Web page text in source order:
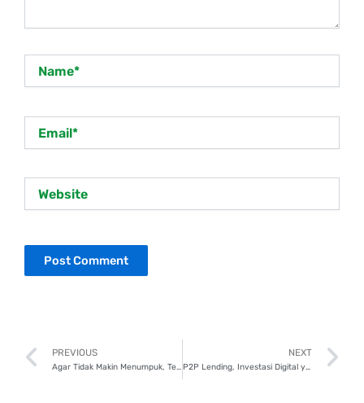
Prev
PREVIOUS
Agar Tidak Makin Menumpuk, Terapkan 5 Cara Efektif Bayar Utang!
NEXT
P2P Lending, Investasi Digital yang Semakin Populer